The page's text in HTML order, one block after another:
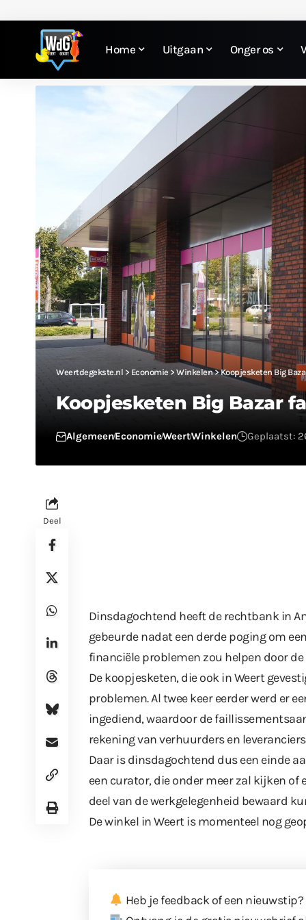
Home Uitgaan Onger os
Weertdegekste.nl > Economie > Winkelen>Koopjesketen Big
Koopjesketen Big Bazar
AlgemeenEconomieWeertWinkelen Geplaatst:
Deel
Dinsdagochtend heeft de rechtbank in
gebeurde nadat een derde poging om
financiële problemen zou helpen door de
De koopjesketen, die ook in Weert
problemen. Al twee keer eerder werd er
ingediend, waardoor de
rekening van verhuurders en
Daar is dinsdagochtend dus een einde
een curator, die onder meer zal kijken of
deel van de werkgelegenheid bewaard
De winkel in Weert is momenteel nog
Heb je feedback of een nieuwstip?